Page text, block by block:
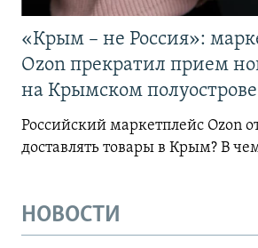
«Крым – не Россия»:
Ozon прекратил прием
на Крымском полуострове
Российский маркетплейс Ozon
доставлять товары в Крым? В
НОВОСТИ